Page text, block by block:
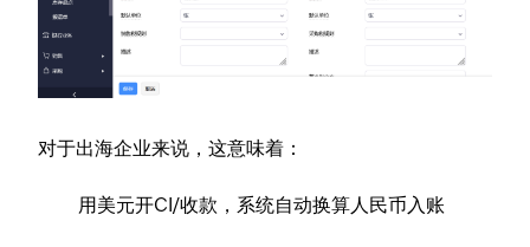
对于出海企业来说，这意味着：
用美元开CI/收款，系统自动换算人民币入账